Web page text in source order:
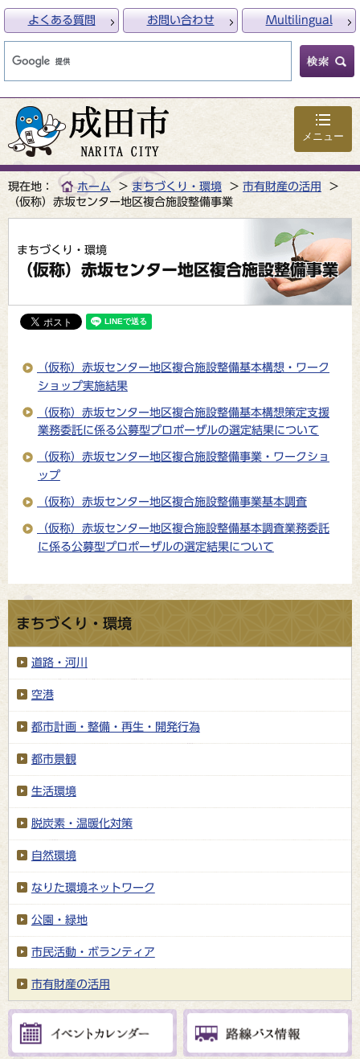
メニュー
よくある質問 お問い合わせ Multilingual
現在地： ホーム まちづくり・環境
市有財産の活用
（仮称）赤坂センター地区複合施設整備事業
まちづくり・環境
（仮称）赤坂センター地区複合施設整備事業
（仮称）赤坂センター地区複合施設整備基本構想・ワーク
ショップ実施結果
（仮称）赤坂センター地区複合施設整備基本構想策定支援
業務委託に係る公募型プロポーザルの選定結果について
（仮称）赤坂センター地区複合施設整備事業・ワークショ
ップ
（仮称）赤坂センター地区複合施設整備事業基本調査
（仮称）赤坂センター地区複合施設整備基本調査業務委託
に係る公募型プロポーザルの選定結果について
まちづくり・環境
道路・河川
空港
都市計画・整備・再生・開発行為
都市景観
生活環境
脱炭素・温暖化対策
自然環境
なりた環境ネットワーク
公園・緑地
市民活動・ボランティア
市有財産の活用